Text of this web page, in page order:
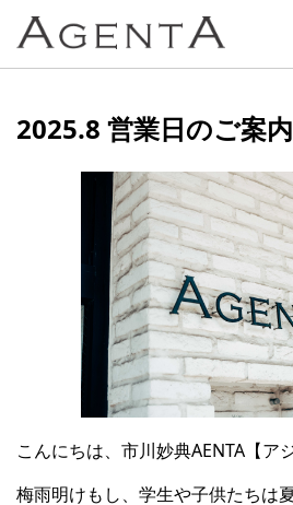
2025.8 営業日のご案内
こんにちは、市川妙典AENTA【ア
梅雨明けもし、学生や子供たちは